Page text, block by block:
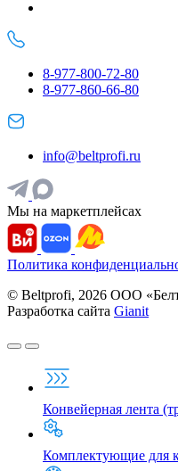
8-977-800-72-80
8-977-860-66-80
info@beltprofi.ru
Мы на маркетплейсах
Политика
© Beltprofi, 2026 ООО
Разработка сайта Gianit
Конвейерная лента
Комплектующие для